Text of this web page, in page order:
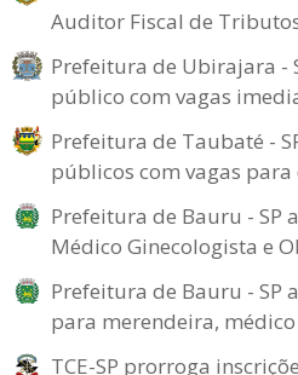
Auditor Fiscal de
Prefeitura de Ubirajara -
público com vagas
Prefeitura de Taubaté -
públicos com vagas para
Prefeitura de Bauru - SP
Médico Ginecologista e
Prefeitura de Bauru - SP
para merendeira,
TCE-SP prorroga